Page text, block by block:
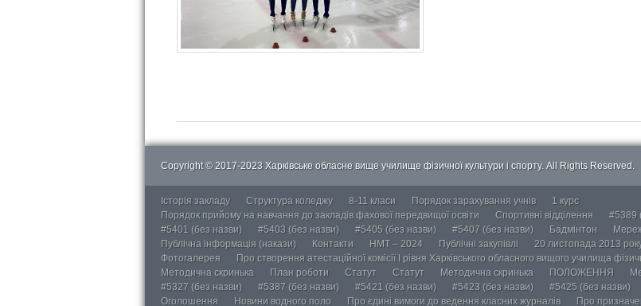
Copyright © 2017-2023 Харківське обласне вище училище фізичної культури і спорту. All Rights Reserved.
Історія закладу Структура коледжу 8-11 класи Порядок зарахування учнів
1 курс
Порядок прийому на навчання до закладів фахової передвищої освіти
Спортивні відділення #5389
#5401 (без назви)
#5403 (без назви) #5405 (без назви) #5407 (без назви) Бадмінтон
Публічна інформація (накази)
Контакти НМТ – 2024 Публічні закупівлі
20 листопада 2013
Фотогалерея
Про створення атестаційної комісії І рівня Харківського обласного вищого училища
Методична скринька
План роботи Статут Статут Методична скринька ПОЛОЖЕННЯ
#5327 (без назви)
#5387 (без назви) #5421 (без назви) #5423 (без назви) #5425 (без назви)
Оголошення
Новини водного поло Про єдині вимоги до ведення класних журналів
Про